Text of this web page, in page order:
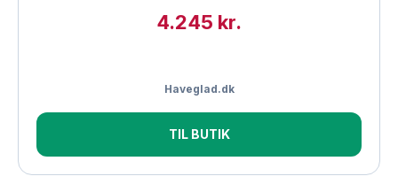
4.245 kr.
Haveglad.dk
TIL BUTIK